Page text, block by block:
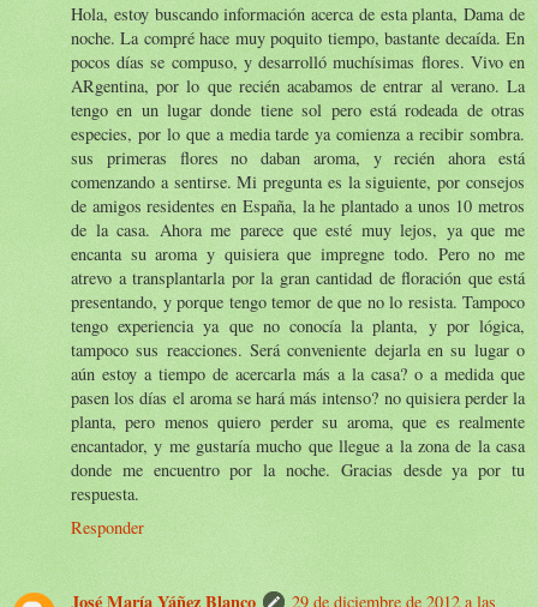
Hola, estoy buscando información acerca de esta planta, Dama de
noche. La compré hace muy poquito tiempo, bastante decaída. En
pocos días se compuso, y desarrolló muchísimas flores. Vivo en
ARgentina, por lo que recién acabamos de entrar al verano. La
tengo en un lugar donde tiene sol pero está rodeada de otras
especies, por lo que a media tarde ya comienza a recibir sombra.
sus primeras flores no daban aroma, y recién ahora está
comenzando a sentirse. Mi pregunta es la siguiente, por consejos
de amigos residentes en España, la he plantado a unos 10 metros
de la casa. Ahora me parece que esté muy lejos, ya que me
encanta su aroma y quisiera que impregne todo. Pero no me
atrevo a transplantarla por la gran cantidad de floración que está
presentando, y porque tengo temor de que no lo resista. Tampoco
tengo experiencia ya que no conocía la planta, y por lógica,
tampoco sus reacciones. Será conveniente dejarla en su lugar o
aún estoy a tiempo de acercarla más a la casa? o a medida que
pasen los días el aroma se hará más intenso? no quisiera perder la
planta, pero menos quiero perder su aroma, que es realmente
encantador, y me gustaría mucho que llegue a la zona de la casa
donde me encuentro por la noche. Gracias desde ya por tu
respuesta.
Responder
José María Yáñez Blanco
29 de diciembre de 2012 a las